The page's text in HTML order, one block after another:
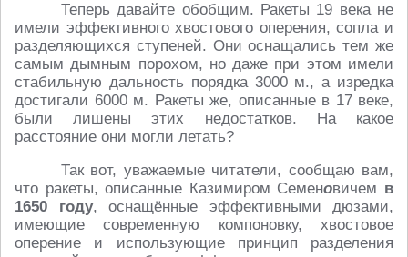
Теперь давайте обобщим. Ракеты 19 века не
имели эффективного хвостового оперения, сопла и
разделяющихся ступеней. Они оснащались тем же
самым дымным порохом, но даже при этом имели
стабильную дальность порядка 3000 м., а изредка
достигали 6000 м. Ракеты же, описанные в 17 веке,
были лишены этих недостатков. На какое
расстояние они могли летать?
Так вот, уважаемые читатели, сообщаю вам,
что ракеты, описанные Казимиром Семеновичем в
1650 году, оснащённые эффективными дюзами,
имеющие современную компоновку, хвостовое
оперение и использующие принцип разделения